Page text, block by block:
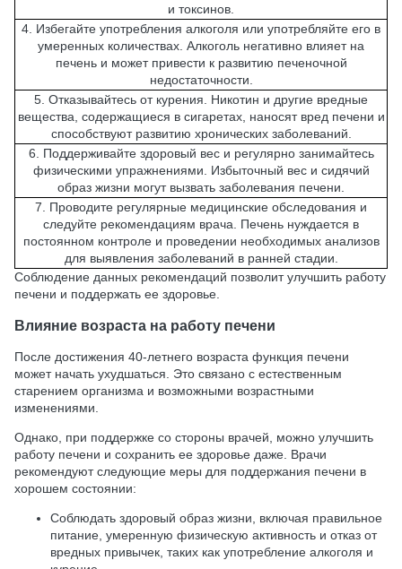
и токсинов.
4. Избегайте употребления алкоголя или употребляйте его в
умеренных количествах. Алкоголь негативно влияет на
печень и может привести к развитию печеночной
недостаточности.
5. Отказывайтесь от курения. Никотин и другие вредные
вещества, содержащиеся в сигаретах, наносят вред печени и
способствуют развитию хронических заболеваний.
6. Поддерживайте здоровый вес и регулярно занимайтесь
физическими упражнениями. Избыточный вес и сидячий
образ жизни могут вызвать заболевания печени.
7. Проводите регулярные медицинские обследования и
следуйте рекомендациям врача. Печень нуждается в
постоянном контроле и проведении необходимых анализов
для выявления заболеваний в ранней стадии.
Соблюдение данных рекомендаций позволит улучшить работу
печени и поддержать ее здоровье.
Влияние возраста на работу печени
После достижения 40-летнего возраста функция печени
может начать ухудшаться. Это связано с естественным
старением организма и возможными возрастными
изменениями.
Однако, при поддержке со стороны врачей, можно улучшить
работу печени и сохранить ее здоровье даже. Врачи
рекомендуют следующие меры для поддержания печени в
хорошем состоянии:
Соблюдать здоровый образ жизни, включая правильное
питание, умеренную физическую активность и отказ от
вредных привычек, таких как употребление алкоголя и